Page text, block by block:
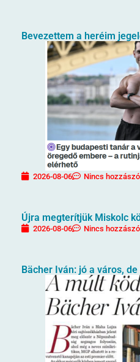
Bevezettem a heréim
2026-08-06 Nincs
Újra megterítjük Miskolc
2026-08-06 Nincs
Bächer Iván: jó a város,